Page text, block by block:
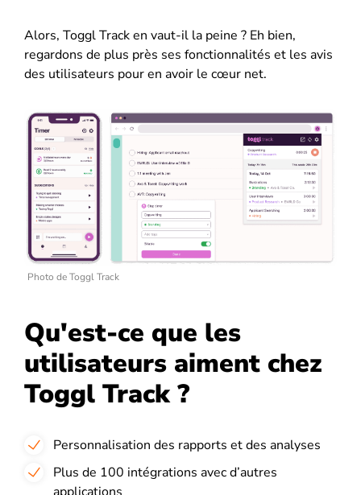
Alors, Toggl Track en vaut-il la peine ? Eh bien,
regardons de plus près ses fonctionnalités et les avis
des utilisateurs pour en avoir le cœur net.
Photo de Toggl Track
Qu'est-ce que les
utilisateurs aiment chez
Toggl Track ?
Personnalisation des rapports et des analyses
Plus de 100 intégrations avec d’autres